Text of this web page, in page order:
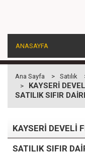
ANASAYFA
Ana Sayfa Satılık
KAYSERİ
SATILIK SIFIR
KAYSERİ DEVELİ
SATILIK SIFIR